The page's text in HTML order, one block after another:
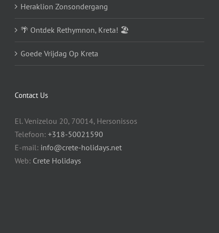
Heraklion Zonsondergang
🌴 Ontdek Rethymnon, Kreta! 🏖️
Goede Vrijdag Op Kreta
Contact Us
El. Venizelou 20, 70014, Hersonissos
Telefoon: +318-50021590
E-mail: info@crete-holidays.net
Web: Crete Holidays